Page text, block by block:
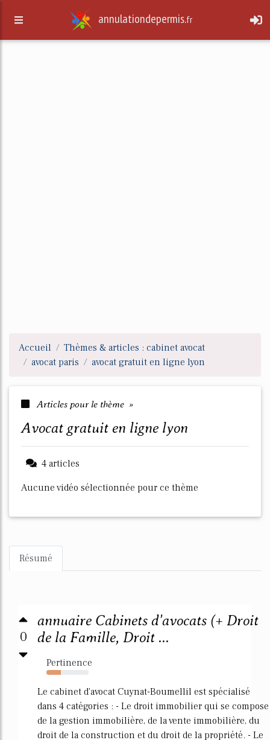
annulationdepermis.fr
Accueil
Thèmes & articles : cabinet avocat
avocat paris
avocat gratuit en ligne lyon
Articles pour le thème »
avocat gratuit en ligne lyon
4 articles
Aucune vidéo sélectionnée pour ce thème
Résumé
0
annuaire Cabinets d'avocats (+ Droit
de la Famille, Droit ...
Pertinence
34%
Le cabinet d'avocat Cuynat-Boumellil est spécialisé
dans 4 catégories : - Le droit immobilier qui se compose
de la gestion immobilière, de la vente immobilière, du
droit de la construction et du droit de la propriété. - Le